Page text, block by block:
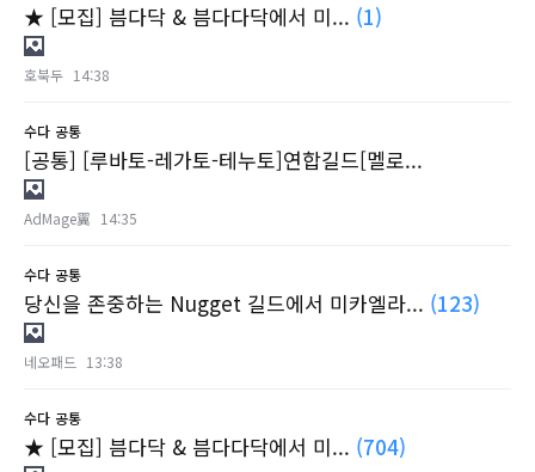
★ [모집] 븜다닥 & 븜다다닥에서 미... (1)
호북두 14:38
수다 공통
[공통] [루바토-레가토-테누토]연합길드[멜로...
AdMage翼 14:35
수다 공통
당신을 존중하는 Nugget 길드에서 미카엘라... (123)
네오패드 13:38
수다 공통
★ [모집] 븜다닥 & 븜다다닥에서 미... (704)